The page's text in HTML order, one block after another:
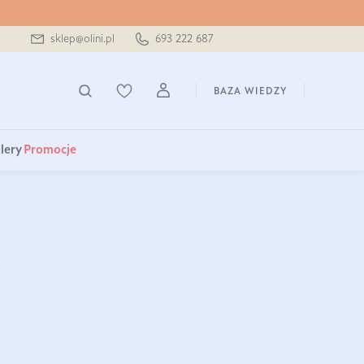
sklep@olini.pl 693 222 687
BAZA WIEDZY
Promocje